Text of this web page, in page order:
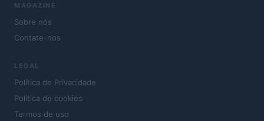
MAGAZINE
Sobre nós
Contate-nos
LEGAL
Política de Privacidade
Política de cookies
Termos de uso